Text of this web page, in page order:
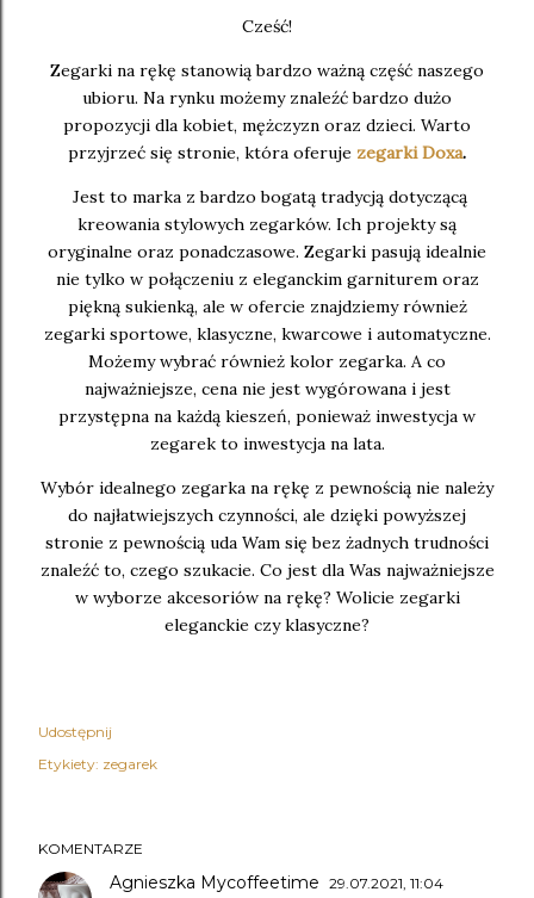
Cześć!
Zegarki na rękę stanowią bardzo ważną część naszego
ubioru. Na rynku możemy znaleźć bardzo dużo
propozycji dla kobiet, mężczyzn oraz dzieci. Warto
przyjrzeć się stronie, która oferuje zegarki Doxa.
Jest to marka z bardzo bogatą tradycją dotyczącą
kreowania stylowych zegarków. Ich projekty są
oryginalne oraz ponadczasowe. Zegarki pasują idealnie
nie tylko w połączeniu z eleganckim garniturem oraz
piękną sukienką, ale w ofercie znajdziemy również
zegarki sportowe, klasyczne, kwarcowe i automatyczne.
Możemy wybrać również kolor zegarka. A co
najważniejsze, cena nie jest wygórowana i jest
przystępna na każdą kieszeń, ponieważ inwestycja w
zegarek to inwestycja na lata.
Wybór idealnego zegarka na rękę z pewnością nie należy
do najłatwiejszych czynności, ale dzięki powyższej
stronie z pewnością uda Wam się bez żadnych trudności
znaleźć to, czego szukacie. Co jest dla Was najważniejsze
w wyborze akcesoriów na rękę? Wolicie zegarki
eleganckie czy klasyczne?
Udostępnij
Etykiety: zegarek
KOMENTARZE
Agnieszka Mycoffeetime 29.07.2021, 11:04